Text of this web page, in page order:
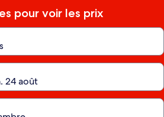
pour voir les prix